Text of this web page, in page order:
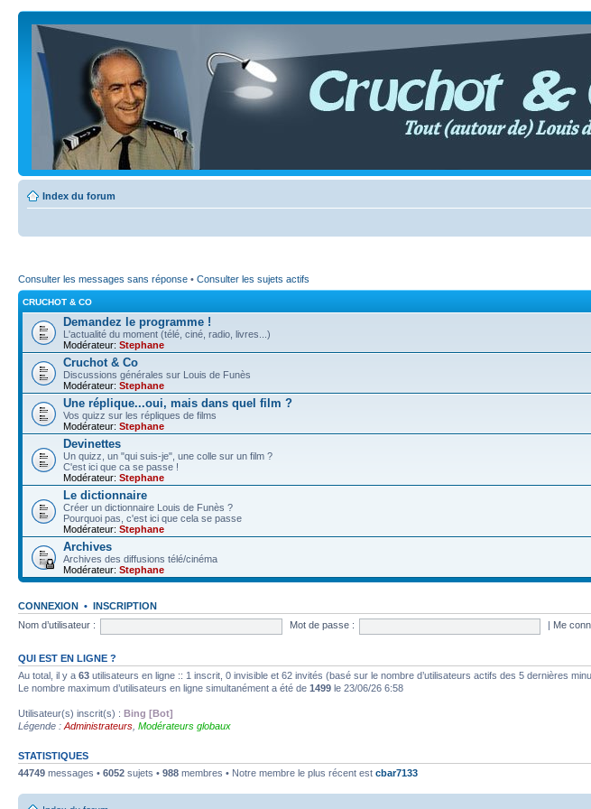
Index du forum
Consulter les messages sans réponse • Consulter les sujets actifs
CRUCHOT & CO
Demandez le programme !
L'actualité du moment (télé, ciné, radio, livres...)
Modérateur: Stephane
Cruchot & Co
Discussions générales sur Louis de Funès
Modérateur: Stephane
Une réplique...oui, mais dans quel film ?
Vos quizz sur les répliques de films
Modérateur: Stephane
Devinettes
Un quizz, un "qui suis-je", une colle sur un film ?
C'est ici que ca se passe !
Modérateur: Stephane
Le dictionnaire
Créer un dictionnaire Louis de Funès ?
Pourquoi pas, c'est ici que cela se passe
Modérateur: Stephane
Archives
Archives des diffusions télé/cinéma
Modérateur: Stephane
CONNEXION • INSCRIPTION
Nom d’utilisateur :
Mot de passe : Me
QUI EST EN LIGNE ?
Au total, il y a 63 utilisateurs en ligne :: 1 inscrit, 0 invisible et 62 invités (basé sur le nombre d’utilisateurs actifs des 5 dernières
Le nombre maximum d’utilisateurs en ligne simultanément a été de 1499 le 23/06/26 6:58
Utilisateur(s) inscrit(s) : Bing [Bot]
Légende : Administrateurs Modérateurs globaux
STATISTIQUES
44749 messages • 6052 sujets • 988 membres • Notre membre le plus récent est cbar7133